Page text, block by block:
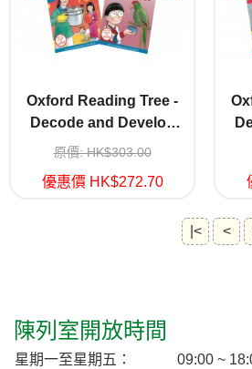
Oxford Reading Tree -
Decode and Develop
Stage 3 China
原價: HK$303.00
優惠價 HK$272.70
|< <
陳列室開放時間
星期一至星期五：
09:00 ~